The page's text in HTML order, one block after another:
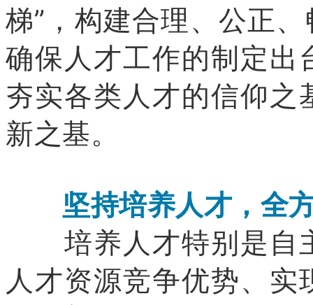
梯”，构建合理、公正
确保人才工作的制定出
夯实各类人才的信仰之
新之基。
坚持培养人才，全方
培养人才特别是自
人才资源竞争优势、